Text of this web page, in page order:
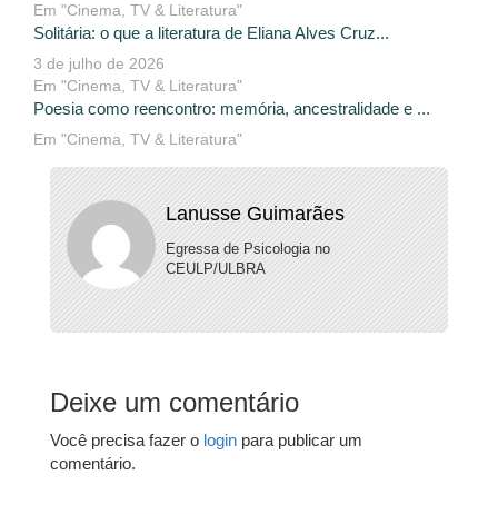
Em "Cinema, TV & Literatura"
Solitária: o que a literatura de Eliana Alves Cruz...
3 de julho de 2026
Em "Cinema, TV & Literatura"
Poesia como reencontro: memória, ancestralidade e ...
Em "Cinema, TV & Literatura"
Lanusse Guimarães
Egressa de Psicologia no
CEULP/ULBRA
Deixe um comentário
Você precisa fazer o login para publicar um
comentário.